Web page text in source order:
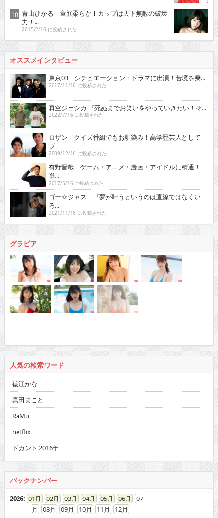
青山ひかる 童顔柔らかＩカップは天下無敵の破壊
力！...
2015/2/16 に投稿された
オススメインタビュー
東京03 シチュエーション・ドラマに出演！苦境を乗...
2017/11/16 に投稿された
真空ジェシカ 『死ぬまでお笑いをやっていきたい！そ...
2022/7/16 に投稿された
ロザン クイズ番組でもお馴染み！高学歴芸人として
ブ...
2009/12/16 に投稿された
有野晋哉 ゲーム・アニメ・漫画・アイドルに精通！
単...
2017/5/16 に投稿された
ゴー☆ジャス 『夢が叶うというのは直線ではなくい
ろ...
2021/11/16 に投稿された
グラビア
人気の検索ワード
徳江かな
真田まこと
RaMu
netflix
ドカント 2016年
バックナンバー
2026: 01 02 03 04 05 06
07
08
09 10 11
12